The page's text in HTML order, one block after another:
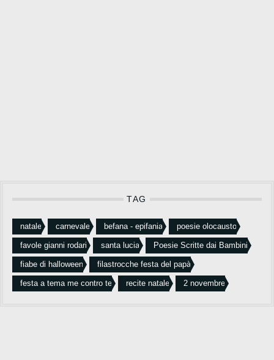
TAG
natale carnevale befana - epifania poesie olocausto
favole gianni rodari santa lucia Poesie Scritte dai Bambini
fiabe di halloween filastrocche festa del papà
festa a tema me contro te recite natale 2 novembre